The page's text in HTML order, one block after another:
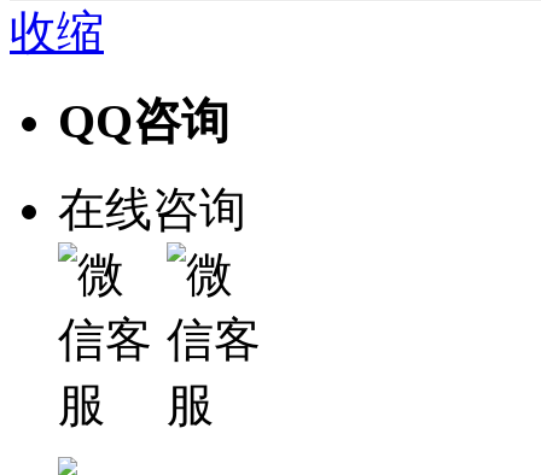
收缩
QQ咨询
在线咨询